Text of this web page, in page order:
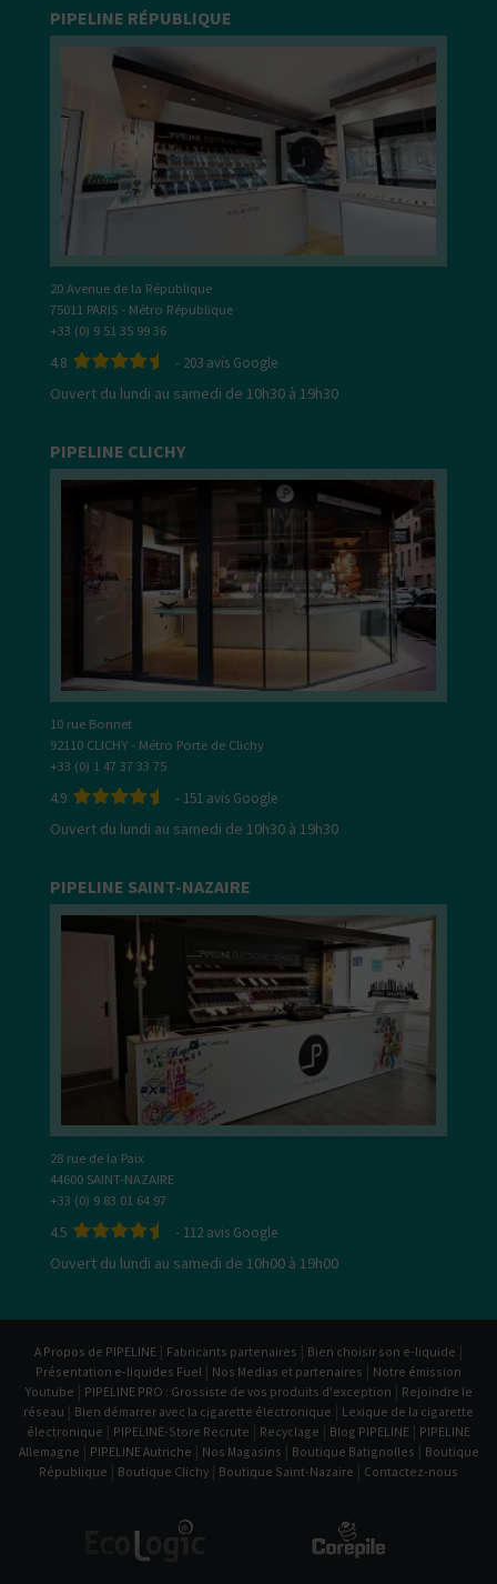
PIPELINE RÉPUBLIQUE
20 Avenue de la République
75011 PARIS - Métro République
+33 (0) 9 51 35 99 36
4.8 - 203 avis Google
Ouvert du lundi au samedi de 10h30 à 19h30
PIPELINE CLICHY
10 rue Bonnet
92110 CLICHY - Métro Porte de Clichy
+33 (0) 1 47 37 33 75
4.9 - 151 avis Google
Ouvert du lundi au samedi de 10h30 à 19h30
PIPELINE SAINT-NAZAIRE
28 rue de la Paix
44600 SAINT-NAZAIRE
+33 (0) 9 83 01 64 97
4.5 - 112 avis Google
Ouvert du lundi au samedi de 10h00 à 19h00
A Propos de PIPELINE | Fabricants partenaires | Bien choisir son e-liquide |
Présentation e-liquides Fuel | Nos Medias et partenaires | Notre émission
Youtube | PIPELINE PRO : Grossiste de vos produits d'exception | Rejoindre le
réseau | Bien démarrer avec la cigarette électronique | Lexique de la cigarette
électronique | PIPELINE-Store Recrute | Recyclage | Blog PIPELINE | PIPELINE
Allemagne | PIPELINE Autriche | Nos Magasins | Boutique Batignolles | Boutique
République | Boutique Clichy | Boutique Saint-Nazaire | Contactez-nous